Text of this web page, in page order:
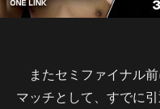
またセミファイナル
マッチとして、すでに